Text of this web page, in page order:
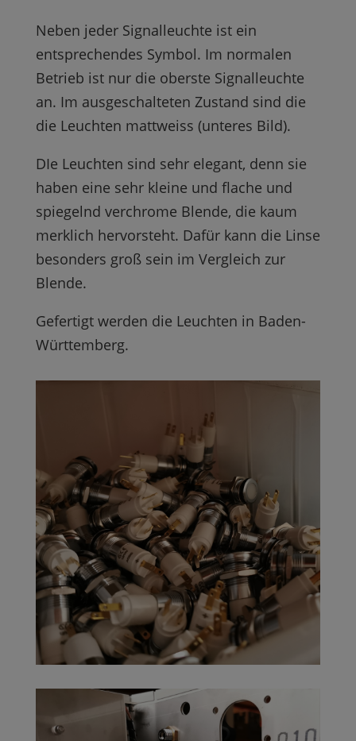
Neben jeder Signalleuchte ist ein
entsprechendes Symbol. Im normalen
Betrieb ist nur die oberste Signalleuchte
an. Im ausgeschalteten Zustand sind die
die Leuchten mattweiss (unteres Bild).
DIe Leuchten sind sehr elegant, denn sie
haben eine sehr kleine und flache und
spiegelnd verchrome Blende, die kaum
merklich hervorsteht. Dafür kann die Linse
besonders groß sein im Vergleich zur
Blende.
Gefertigt werden die Leuchten in Baden-
Württemberg.